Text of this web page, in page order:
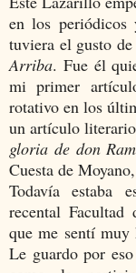
en los periódicos
tuviera el gusto
Arriba. Fue él
mi primer
rotativo en los
un artículo
gloria de don
Cuesta de
Todavía estaba
recental
que me sentí muy
Le guardo por